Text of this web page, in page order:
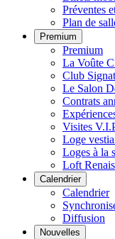
Préventes
Plan de
Premium
Premium
La Voûte
Club
Le Salon
Contrats
Visites
Loge
Loges à la
Loft
Calendrier
Calendrier
Diffusion
Nouvelles